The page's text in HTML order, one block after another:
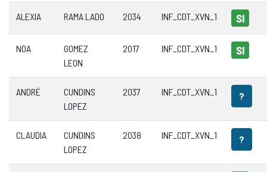
ALEXIA RAMA LADO 2034 INF_CDT_XVN_1 SI
NOA
GOMEZ
LEON
2017 INF_CDT_XVN_1 SI
ANDRÉ
CUNDINS
LOPEZ
2037 INF_CDT_XVN_1 ?
CLAUDIA
CUNDINS
LOPEZ
2038 INF_CDT_XVN_1 ?